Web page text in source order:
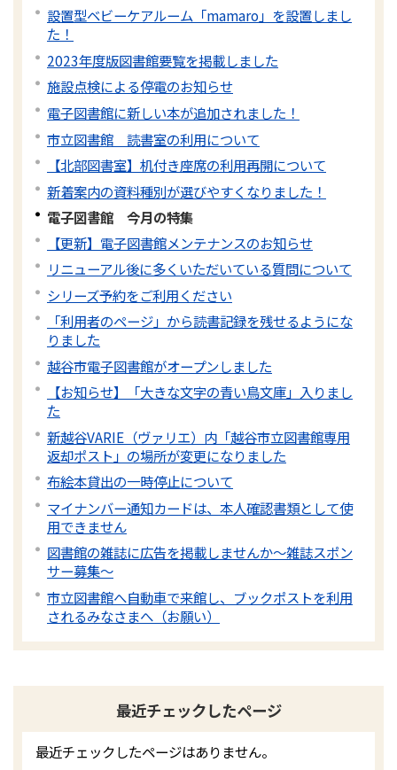
設置型ベビーケアルーム「mamaro」を設置しまし
た！
2023年度版図書館要覧を掲載しました
施設点検による停電のお知らせ
電子図書館に新しい本が追加されました！
市立図書館 読書室の利用について
【北部図書室】机付き座席の利用再開について
新着案内の資料種別が選びやすくなりました！
電子図書館 今月の特集
【更新】電子図書館メンテナンスのお知らせ
リニューアル後に多くいただいている質問について
シリーズ予約をご利用ください
「利用者のページ」から読書記録を残せるようにな
りました
越谷市電子図書館がオープンしました
【お知らせ】「大きな文字の青い鳥文庫」入りまし
た
新越谷VARIE（ヴァリエ）内「越谷市立図書館専用
返却ポスト」の場所が変更になりました
布絵本貸出の一時停止について
マイナンバー通知カードは、本人確認書類として使
用できません
図書館の雑誌に広告を掲載しませんか～雑誌スポン
サー募集～
市立図書館へ自動車で来館し、ブックポストを利用
されるみなさまへ（お願い）
最近チェックしたページ
最近チェックしたページはありません。